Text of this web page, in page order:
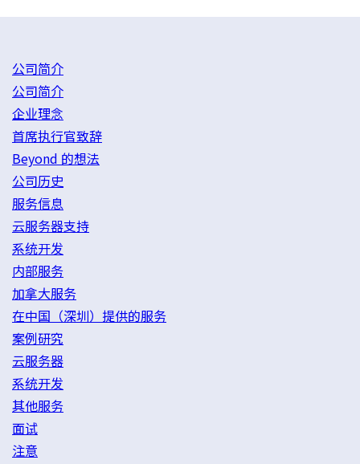
公司简介
公司简介
企业理念
首席执行官致辞
Beyond 的想法
公司历史
服务信息
云服务器支持
系统开发
内部服务
加拿大服务
在中国（深圳）提供的服务
案例研究
云服务器
系统开发
其他服务
面试
注意